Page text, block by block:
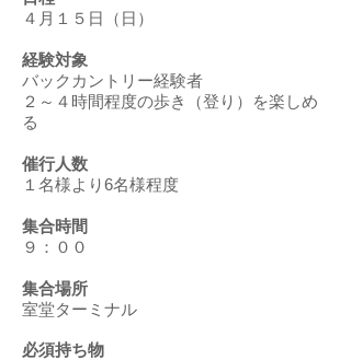
４月１５日（日）
経験対象
バックカントリー経験者
２～４時間程度の歩き（登り）を楽しめ
る
催行人数
１名様より6名様程度
集合時間
９：００
集合場所
室堂ターミナル
必須持ち物